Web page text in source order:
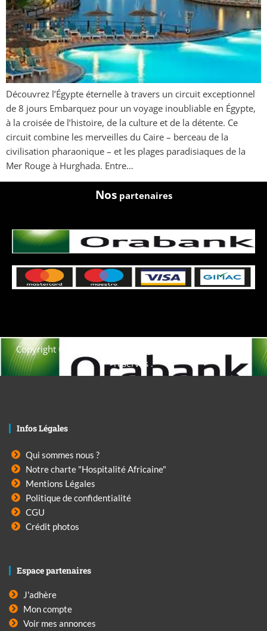
Découvrez l’Égypte éternelle à travers un circuit exceptionnel
de 8 jours Embarquez pour un voyage inoubliable en Égypte,
à la croisée de l’histoire, de la culture et de la détente. Ce
circuit combine les merveilles du Caire – berceau de la
civilisation pharaonique – et les plages paradisiaques de la
Mer Rouge à Hurghada. Entre…
Nospartenaires
Copyright © 2021. Afrique-voyage-découverte tous droits
réservés .
Infos Légales
Qui sommes nous ?
Notre charte "Hospitalité Africaine"
Mentions Légales
Politique de confidentialité
CGU
Crédit photos
Espace partenaires
J'adhère
Mon compte
Voir mes annonces